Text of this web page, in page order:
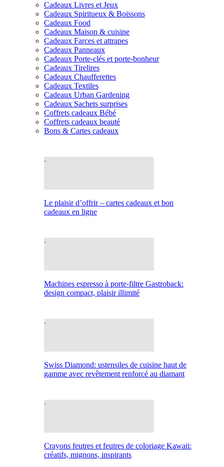
Cadeaux Livres et Jeux
Cadeaux Spiritueux & Boissons
Cadeaux Food
Cadeaux Maison & cuisine
Cadeaux Farces et attrapes
Cadeaux Panneaux
Cadeaux Porte-clés et porte-bonheur
Cadeaux Tirelires
Cadeaux Chaufferettes
Cadeaux Textiles
Cadeaux Urban Gardening
Cadeaux Sachets surprises
Coffrets cadeaux Bébé
Coffrets cadeaux beauté
Bons & Cartes cadeaux
Le plaisir d’offrir – cartes cadeaux et bon
cadeaux en ligne
Machines espresso à porte-filtre Gastroback:
design compact, plaisir illimité
Swiss Diamond: ustensiles de cuisine haut de
gamme avec revêtement renforcé au diamant
Crayons feutres et feutres de coloriage Kawaii:
créatifs, mignons, inspirants